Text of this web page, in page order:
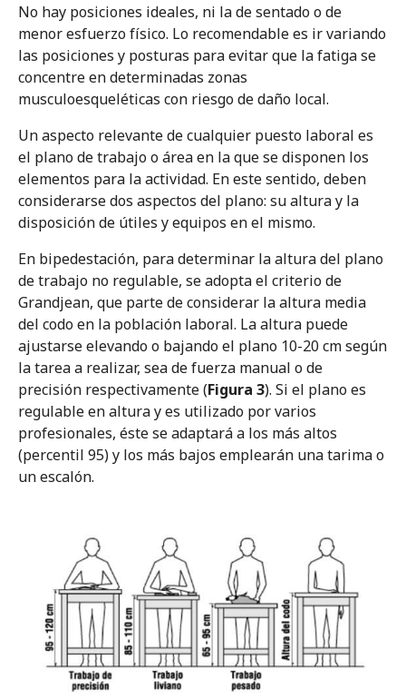
No hay posiciones ideales, ni la de sentado o de
menor esfuerzo físico. Lo recomendable es ir variando
las posiciones y posturas para evitar que la fatiga se
concentre en determinadas zonas
musculoesqueléticas con riesgo de daño local.
Un aspecto relevante de cualquier puesto laboral es
el plano de trabajo o área en la que se disponen los
elementos para la actividad. En este sentido, deben
considerarse dos aspectos del plano: su altura y la
disposición de útiles y equipos en el mismo.
En bipedestación, para determinar la altura del plano
de trabajo no regulable, se adopta el criterio de
Grandjean, que parte de considerar la altura media
del codo en la población laboral. La altura puede
ajustarse elevando o bajando el plano 10-20 cm según
la tarea a realizar, sea de fuerza manual o de
precisión respectivamente (Figura 3). Si el plano es
regulable en altura y es utilizado por varios
profesionales, éste se adaptará a los más altos
(percentil 95) y los más bajos emplearán una tarima o
un escalón.